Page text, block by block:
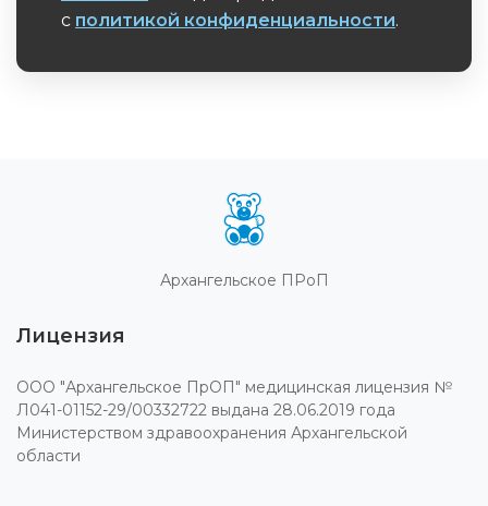
с политикой конфиденциальности.
Архангельское ПРоП
Лицензия
ООО "Архангельское ПрОП" медицинская лицензия №
Л041-01152-29/00332722 выдана 28.06.2019 года
Министерством здравоохранения Архангельской
области